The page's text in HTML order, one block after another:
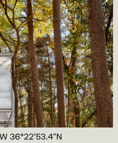
36°22’53.4″N